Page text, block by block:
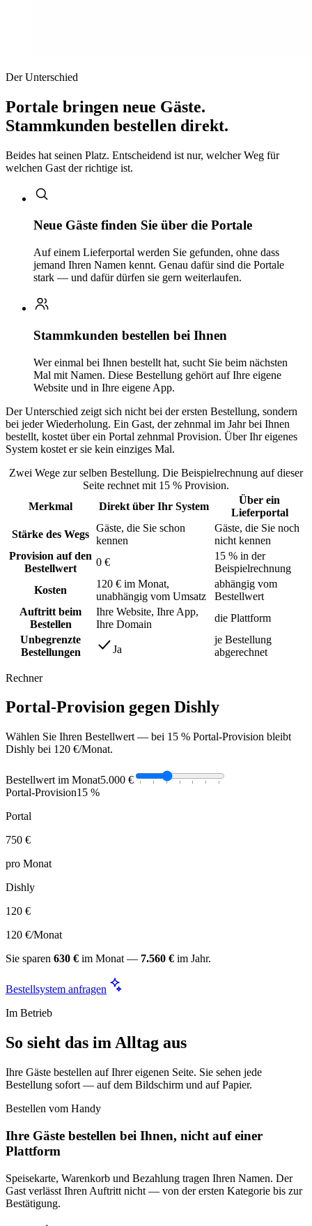
Der Unterschied
Portale bringen neue Gäste.
Stammkunden bestellen direkt.
Beides hat seinen Platz. Entscheidend ist nur, welcher Weg für
welchen Gast der richtige ist.
Neue Gäste finden Sie über die Portale
Auf einem Lieferportal werden Sie gefunden, ohne dass
jemand Ihren Namen kennt. Genau dafür sind die Portale
stark — und dafür dürfen sie gern weiterlaufen.
Stammkunden bestellen bei Ihnen
Wer einmal bei Ihnen bestellt hat, sucht Sie beim nächsten
Mal mit Namen. Diese Bestellung gehört auf Ihre eigene
Website und in Ihre eigene App.
Der Unterschied zeigt sich nicht bei der ersten Bestellung, sondern
bei jeder Wiederholung. Ein Gast, der zehnmal im Jahr bei Ihnen
bestellt, kostet über ein Portal zehnmal Provision. Über Ihr eigenes
System kostet er sie kein einziges Mal.
Zwei Wege zur selben Bestellung. Die Beispielrechnung auf dieser
Seite rechnet mit 15 % Provision.
Merkmal
Direkt über Ihr System
Über ein
Lieferportal
Stärke des Wegs
Gäste, die Sie schon
kennen
Gäste, die Sie noch
nicht kennen
Provision auf den
Bestellwert
0 €
15 % in der
Beispielrechnung
Kosten
120 € im Monat,
unabhängig vom Umsatz
abhängig vom
Bestellwert
Auftritt beim
Bestellen
Ihre Website, Ihre App,
Ihre Domain
die Plattform
Unbegrenzte
Bestellungen
Ja
je Bestellung
abgerechnet
Rechner
Portal-Provision gegen Dishly
Wählen Sie Ihren Bestellwert — bei 15 % Portal-Provision bleibt
Dishly bei 120 €/Monat.
Bestellwert im Monat5.000 €
Portal-Provision15 %
Portal
750 €
pro Monat
Dishly
120 €
120 €/Monat
Sie sparen 630 € im Monat — 7.560 € im Jahr.
Bestellsystem anfragen
Im Betrieb
So sieht das im Alltag aus
Ihre Gäste bestellen auf Ihrer eigenen Seite. Sie sehen jede
Bestellung sofort — auf dem Bildschirm und auf Papier.
Bestellen vom Handy
Ihre Gäste bestellen bei Ihnen, nicht auf einer
Plattform
Speisekarte, Warenkorb und Bezahlung tragen Ihren Namen. Der
Gast verlässt Ihren Auftritt nicht — von der ersten Kategorie bis zur
Bestätigung.